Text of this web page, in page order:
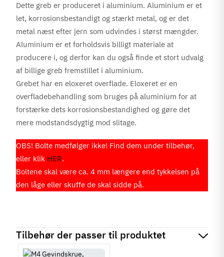
Dette greb er produceret i aluminium. Aluminium er et
let, korrosionsbestandigt og stærkt metal, og er det
metal næst efter jern som udvindes i størst mængder.
Aluminium er et forholdsvis billigt materiale at
producere i, og derfor kan du også finde et stort udvalg
af billige greb fremstillet i aluminium.
Grebet har en eloxeret overflade. Eloxeret er en
overfladebehandling som bruges på aluminium for at
forstærke dets korrosionsbestandighed og gøre det
mere modstandsdygtig mod slitage.
OBS! Bolte medfølger ikke! Find dem under tilbehør,
eller klik HER.
Boltene skal være ca. 4 mm længere end tykkelsen på
den låge eller skuffe de skal sidde på.
Tilbehør der passer til produktet